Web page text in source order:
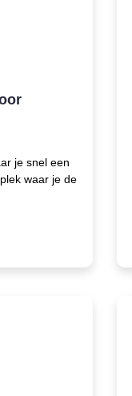
je snel een
waar je de